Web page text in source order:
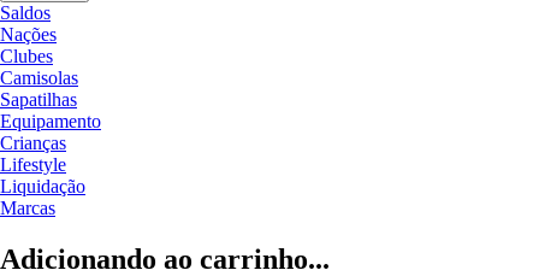
Saldos
Nações
Clubes
Camisolas
Sapatilhas
Equipamento
Crianças
Lifestyle
Liquidação
Marcas
Adicionando ao carrinho...